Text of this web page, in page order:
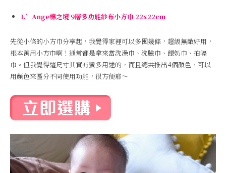
L’Ange棉之境 9層多功能紗布小方巾 22x22cm
先從小條的小方巾分享起，我覺得家裡可以多囤幾條，超級無敵好用，
根本萬用小方巾啊！通常都是拿來當洗澡巾、洗臉巾、餵奶巾、拍嗝
巾。但我覺得這尺寸其實有蠻多用途的，而且總共推出4個顏色，可以
用顏色來區分不同使用功能，很方便耶～